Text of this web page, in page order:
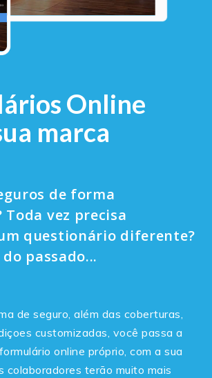
Online
marca
de forma
Toda vez precisa
questionário diferente?
passado...
de seguro, além das coberturas,
customizadas, você passa a
online próprio, com a sua
colaboradores terão muito mais